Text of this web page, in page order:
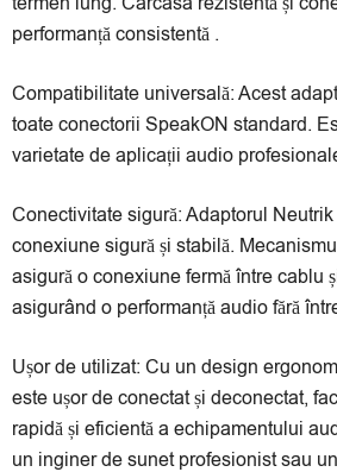
performanță consistentă .
Compatibilitate universală: Acest
toate conectorii SpeakON standard.
varietate de aplicații audio
Conectivitate sigură: Adaptorul
conexiune sigură și stabilă.
asigură o conexiune fermă între cablu
asigurând o performanță audio fără
Ușor de utilizat: Cu un design
este ușor de conectat și deconectat,
rapidă și eficientă a echipamentului
un inginer de sunet profesionist sau